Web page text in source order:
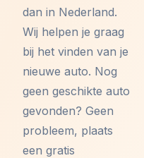
dan in Nederland.
Wij helpen je graag
bij het vinden van je
nieuwe auto. Nog
geen geschikte auto
gevonden? Geen
probleem, plaats
een gratis